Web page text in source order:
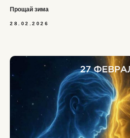
Прощай зима
28.02.2026